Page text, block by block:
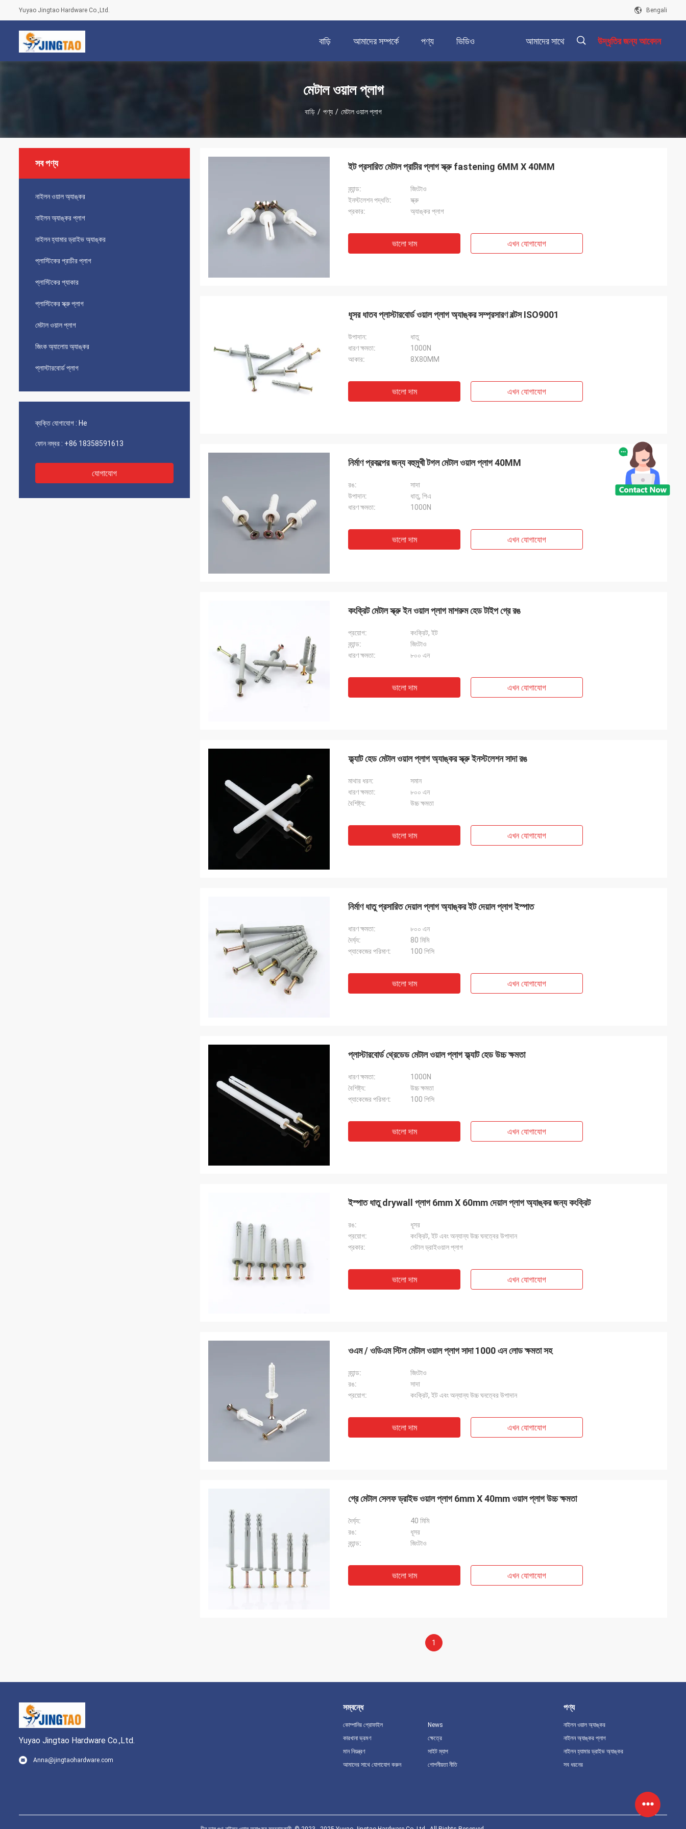
Yuyao Jingtao Hardware Co.,Ltd. Bengali
বাড়ি আমাদের সম্পর্কে পণ্য ভিডিও আমাদের সাথে উদ্ধৃতির জন্য আবেদন
মেটাল ওয়াল প্লাগ
বাড়ি / পণ্য / মেটাল ওয়াল প্লাগ
সব পণ্য
নাইলন ওয়াল অ্যাঙ্কর
নাইলন অ্যাঙ্কর প্লাগ
নাইলন হ্যামার ড্রাইভ অ্যাঙ্কর
প্লাস্টিকের প্রাচীর প্লাগ
প্লাস্টিকের প্যাকার
প্লাস্টিকের স্ক্রু প্লাগ
মেটাল ওয়াল প্লাগ
জিংক অ্যালোয় অ্যাঙ্কর
প্লাস্টারবোর্ড প্লাগ
ব্যক্তি যোগাযোগ : He
ফোন নম্বর : +86 18358591613
যোগাযোগ
ইট প্রসারিত মেটাল প্রাচীর প্লাগ স্ক্রু fastening 6MM X 40MM
ব্র্যান্ড:
জিংটাও
ইনস্টলেশন পদ্ধতি:
স্ক্রু
প্রকার:
অ্যাঙ্কর প্লাগ
ভালো দাম এখন যোগাযোগ
ধূসর ধাতব প্লাস্টারবোর্ড ওয়াল প্লাগ অ্যাঙ্কর সম্প্রসারণ বল্টস ISO9001
উপাদান:
ধাতু
ধারণ ক্ষমতা:
1000N
আকার:
8X80MM
ভালো দাম এখন যোগাযোগ
নির্মাণ প্রকল্পের জন্য বহুমুখী টগল মেটাল ওয়াল প্লাগ 40MM
রঙ:
সাদা
উপাদান:
ধাতু, পিএ
ধারণ ক্ষমতা:
1000N
ভালো দাম এখন যোগাযোগ
কংক্রিট মেটাল স্ক্রু ইন ওয়াল প্লাগ মাশরুম হেড টাইপ গ্রে রঙ
প্রয়োগ:
কংক্রিট, ইট
ব্র্যান্ড:
জিংটাও
ধারণ ক্ষমতা:
৮০০ এন
ভালো দাম এখন যোগাযোগ
ফ্ল্যাট হেড মেটাল ওয়াল প্লাগ অ্যাঙ্কর স্ক্রু ইনস্টলেশন সাদা রঙ
মাথার ধরন:
সমান
ধারণ ক্ষমতা:
৮০০ এন
বৈশিষ্ট্য:
উচ্চ ক্ষমতা
ভালো দাম এখন যোগাযোগ
নির্মাণ ধাতু প্রসারিত দেয়াল প্লাগ অ্যাঙ্কর ইট দেয়াল প্লাগ ইস্পাত
ধারণ ক্ষমতা:
৮০০ এন
দৈর্ঘ্য:
80 মিমি
প্যাকেজের পরিমাণ:
100 পিসি
ভালো দাম এখন যোগাযোগ
প্লাস্টারবোর্ড থ্রেডেড মেটাল ওয়াল প্লাগ ফ্ল্যাট হেড উচ্চ ক্ষমতা
ধারণ ক্ষমতা:
1000N
বৈশিষ্ট্য:
উচ্চ ক্ষমতা
প্যাকেজের পরিমাণ:
100 পিসি
ভালো দাম এখন যোগাযোগ
ইস্পাত ধাতু drywall প্লাগ 6mm X 60mm দেয়াল প্লাগ অ্যাঙ্কর জন্য কংক্রিট
রঙ:
ধূসর
প্রয়োগ:
কংক্রিট, ইট এবং অন্যান্য উচ্চ ঘনত্বের উপাদান
প্রকার:
মেটাল ড্রাইওয়াল প্লাগ
ভালো দাম এখন যোগাযোগ
ওএম / ওডিএম স্টিল মেটাল ওয়াল প্লাগ সাদা 1000 এন লোড ক্ষমতা সহ
ব্র্যান্ড:
জিংটাও
রঙ:
সাদা
প্রয়োগ:
কংক্রিট, ইট এবং অন্যান্য উচ্চ ঘনত্বের উপাদান
ভালো দাম এখন যোগাযোগ
গ্রে মেটাল সেলফ ড্রাইভ ওয়াল প্লাগ 6mm X 40mm ওয়াল প্লাগ উচ্চ ক্ষমতা
দৈর্ঘ্য:
40 মিমি
রঙ:
ধূসর
ব্র্যান্ড:
জিংটাও
ভালো দাম এখন যোগাযোগ
1
Yuyao Jingtao Hardware Co.,Ltd.
Anna@jingtaohardware.com
সম্বন্ধে
কোম্পানির প্রোফাইল
কারখানা ভ্রমণ
মান নিয়ন্ত্রণ
আমাদের সাথে যোগাযোগ করুন
News
ক্ষেত্রে
সাইট ম্যাপ
গোপনীয়তা নীতি
পণ্য
নাইলন ওয়াল অ্যাঙ্কর
নাইলন অ্যাঙ্কর প্লাগ
নাইলন হ্যামার ড্রাইভ অ্যাঙ্কর
সব ধরনের